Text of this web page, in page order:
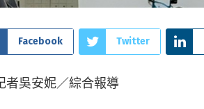
Facebook Twitter
者吳安妮／綜合報導